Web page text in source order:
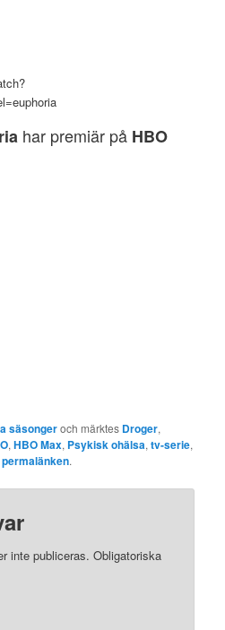
har premiär på HBO
säsongeroch märktes Droger,
,HBO Max, Psykisk ohälsa,tv-serie,
permalänken.
inte publiceras. Obligatoriska